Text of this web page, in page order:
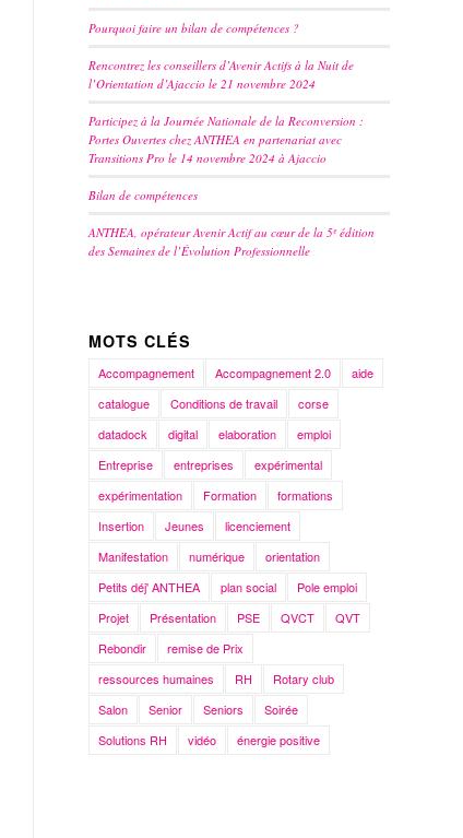
Pourquoi faire un bilan de compétences ?
Rencontrez les conseillers d’Avenir Actifs à la Nuit de
l’Orientation d’Ajaccio le 21 novembre 2024
Participez à la Journée Nationale de la Reconversion :
Portes Ouvertes chez ANTHEA en partenariat avec
Transitions Pro le 14 novembre 2024 à Ajaccio
Bilan de compétences
ANTHEA, opérateur Avenir Actif au cœur de la 5ᵉ édition
des Semaines de l’Évolution Professionnelle
MOTS CLÉS
Accompagnement Accompagnement 2.0
aide
catalogue
Conditions de travail
corse
datadock
digital elaboration
emploi
Entreprise
entreprises
expérimental
expérimentation
Formation
formations
Insertion
Jeunes
licenciement
Manifestation
numérique
orientation
Petits déj' ANTHEA
plan social
Pole emploi
Projet
Présentation PSE QVCT
QVT
Rebondir
remise de Prix
ressources humaines
RH
Rotary club
Salon
Senior Seniors
Soirée
Solutions RH
vidéo énergie positive